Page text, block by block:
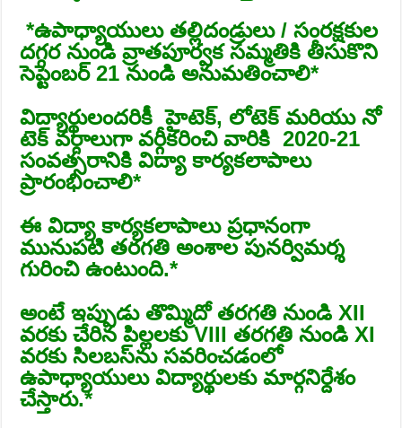
*️ఉపాధ్యాయులు తల్లిదండ్రులు / సంరక్షకుల
దగ్గర నుండి వ్రాతపూర్వక సమ్మతికి తీసుకొని
సెప్టెంబర్ 21 నుండి అనుమతించాలి*
️విద్యార్థులందరికీ హైటెక్, లోటెక్ మరియు నో
టెక్ వర్గాలుగా వర్గీకరించి వారికి 2020-21
సంవత్సరానికి విద్యా కార్యకలాపాలు
ప్రారంభించాలి*
️ఈ విద్యా కార్యకలాపాలు ప్రధానంగా
మునుపటి తరగతి అంశాల పునర్విమర్శ
గురించి ఉంటుంది.*
️అంటే ఇప్పుడు తొమ్మిదో తరగతి నుండి XII
వరకు చేరిన పిల్లలకు VIII తరగతి నుండి XI
వరకు సిలబస్‌ను సవరించడంలో
ఉపాధ్యాయులు విద్యార్థులకు మార్గనిర్దేశం
చేస్తారు.*